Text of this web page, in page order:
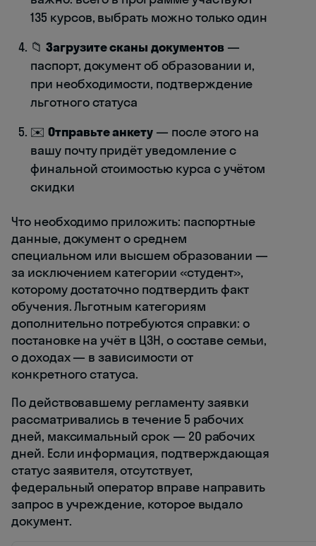
135 курсов, выбрать можно только один
📁 Загрузите сканы документов—
паспорт, документ об образовании и,
при необходимости, подтверждение
льготного статуса
✉️ Отправьте анкету — после этого на
вашу почту придёт уведомление с
финальной стоимостью курса с учётом
скидки
Что необходимо приложить: паспортные
данные, документ о среднем
специальном или высшем образовании —
за исключением категории «студент»,
которому достаточно подтвердить факт
обучения. Льготным категориям
дополнительно потребуются справки: о
постановке на учёт в ЦЗН, о составе семьи,
о доходах — в зависимости от
конкретного статуса.
По действовавшему регламенту заявки
рассматривались в течение 5 рабочих
дней, максимальный срок — 20 рабочих
дней. Если информация, подтверждающая
статус заявителя, отсутствует,
федеральный оператор вправе направить
запрос в учреждение, которое выдало
документ.